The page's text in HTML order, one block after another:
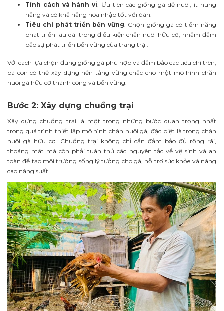
Tính cách và hành vi: Ưu tiên các giống gà dễ nuôi, ít hung
hăng và có khả năng hòa nhập tốt với đàn.
Tiêu chí phát triển bền vững: Chọn giống gà có tiềm năng
phát triển lâu dài trong điều kiện chăn nuôi hữu cơ, nhằm đảm
bảo sự phát triển bền vững của trang trại.
Với cách lựa chọn đúng giống gà phù hợp và đảm bảo các tiêu chí trên,
bà con có thể xây dựng nền tảng vững chắc cho một mô hình chăn
nuôi gà hữu cơ thành công và bền vững.
Bước 2: Xây dựng chuồng trại
Xây dựng chuồng trại là một trong những bước quan trọng nhất
trong quá trình thiết lập mô hình chăn nuôi gà, đặc biệt là trong chăn
nuôi gà hữu cơ. Chuồng trại không chỉ cần đảm bảo đủ rộng rãi,
thoáng mát mà còn phải tuân thủ các nguyên tắc về vệ sinh và an
toàn để tạo môi trường sống lý tưởng cho gà, hỗ trợ sức khỏe và nâng
cao năng suất.